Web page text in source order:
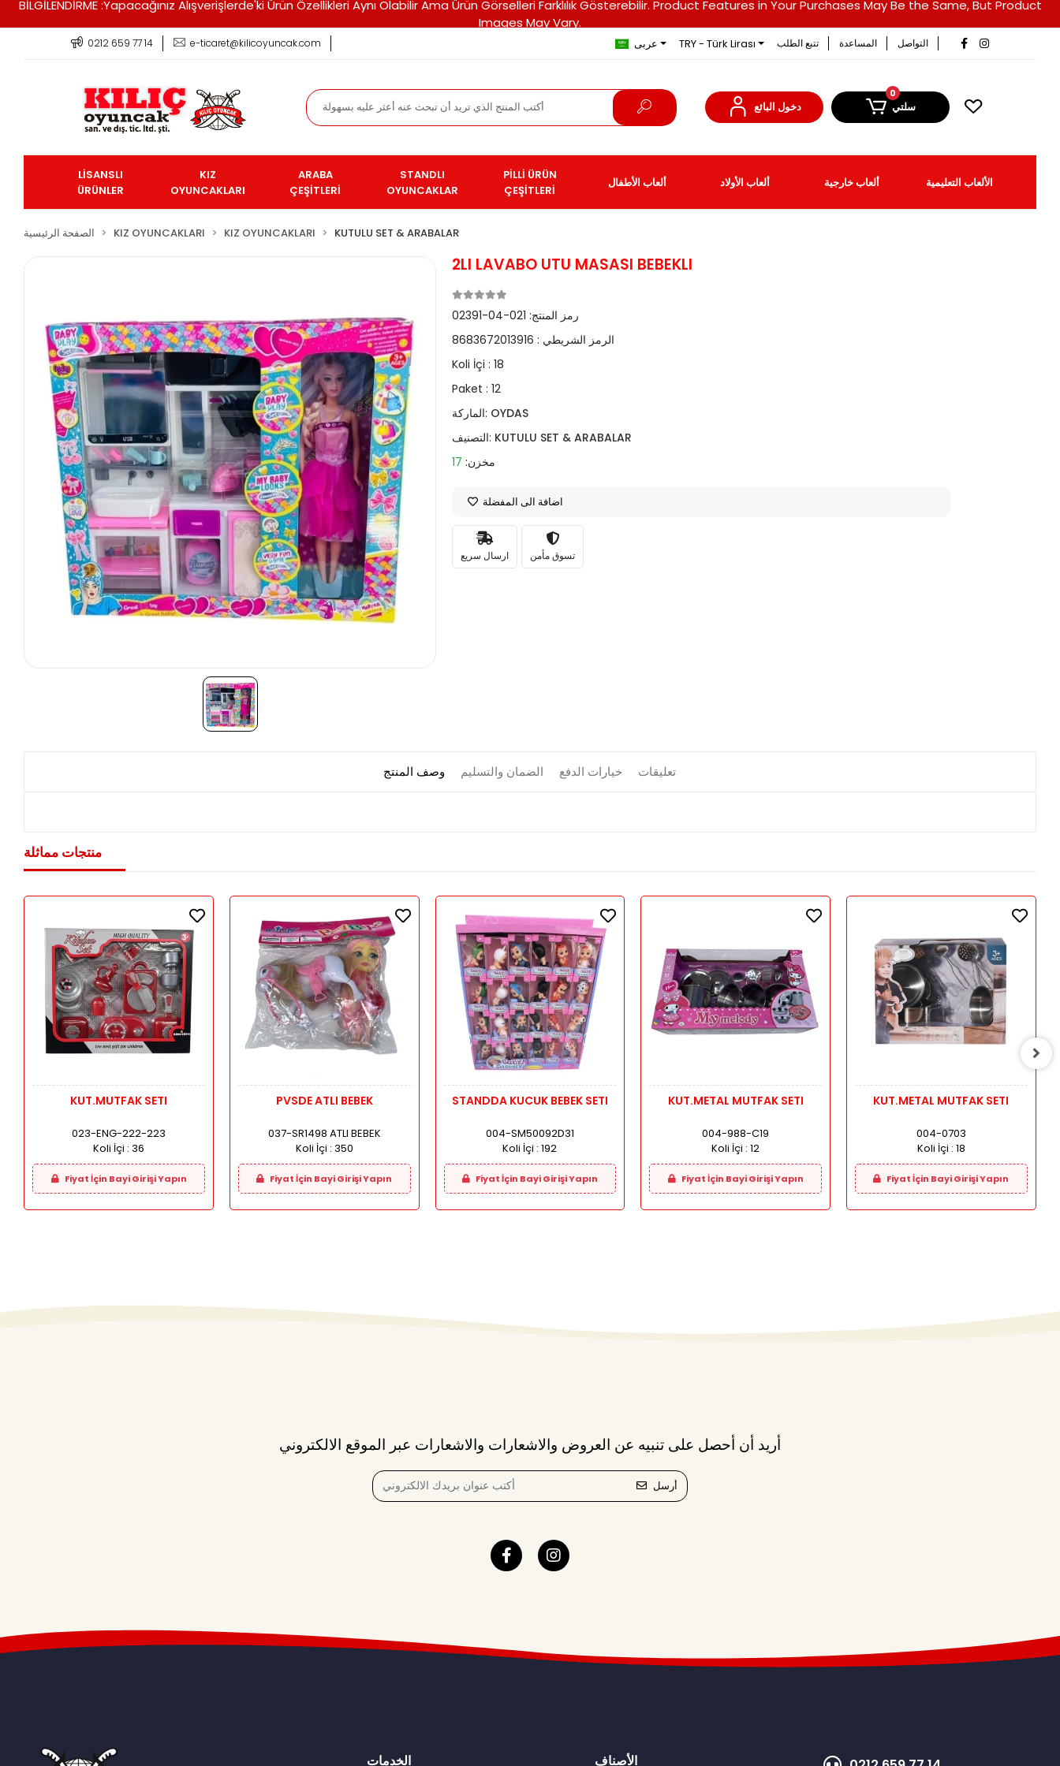
BİLGİLENDİRME :Yapacağınız Alışverişlerde'ki Ürün Özellikleri Aynı Olabilir Ama Ürün Görselleri Farklılık Gösterebilir. Product Features in Your Purchases May Be the Same, But Product
Images May Vary.
0212 659 77 14 e-ticaret@kilicoyuncak.com عربى TRY - Türk Lirası تتبع الطلب المساعدة التواصل
دخول البائع
0
سلتي
LİSANSLI
ÜRÜNLER
KIZ
OYUNCAKLARI
ARABA
ÇEŞİTLERİ
STANDLI
OYUNCAKLAR
PİLLİ ÜRÜN
ÇEŞİTLERİ
ألعاب الأطفال ألعاب الأولاد ألعاب خارجية الألعاب التعليمية
الصفحة الرئيسية KIZ OYUNCAKLARI KIZ OYUNCAKLARI KUTULU SET & ARABALAR
2LI LAVABO UTU MASASI BEBEKLI
رمز المنتج: 021-04-02391
الرمز الشريطي : 8683672013916
Koli İçi :18
Paket :12
الماركة: OYDAS
التصنيف: KUTULU SET & ARABALAR
مخزن: 17
اضافة الى المفضلة
ارسال سريع تسوق مأمن
وصف المنتج الضمان والتسليم خيارات الدفع تعليقات
منتجات مماثلة
KUT.MUTFAK SETI
023-ENG-222-223
Koli İçi :36
Fiyat İçin Bayi Girişi Yapın
PVSDE ATLI BEBEK
037-SR1498 ATLI BEBEK
Koli İçi : 350
Fiyat İçin Bayi Girişi Yapın
STANDDA KUCUK BEBEK SETI
004-SM50092D31
Koli İçi :192
Fiyat İçin Bayi Girişi Yapın
KUT.METAL MUTFAK SETI
004-988-C19
Koli İçi :12
Fiyat İçin Bayi Girişi Yapın
KUT.METAL MUTFAK SETI
004-0703
Koli İçi : 18
Fiyat İçin Bayi Girişi Yapın
أريد أن أحصل على تنبيه عن العروض والاشعارات والاشعارات عبر الموقع الالكتروني
أرسل
الخدمات الأصناف